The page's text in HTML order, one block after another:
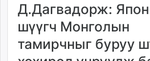
Төрийн
Нийслэлийн
dorgio.mn
Gogo.mn
Д.Дагвадорж:
шүүгч Монголын
тамирчныг буруу